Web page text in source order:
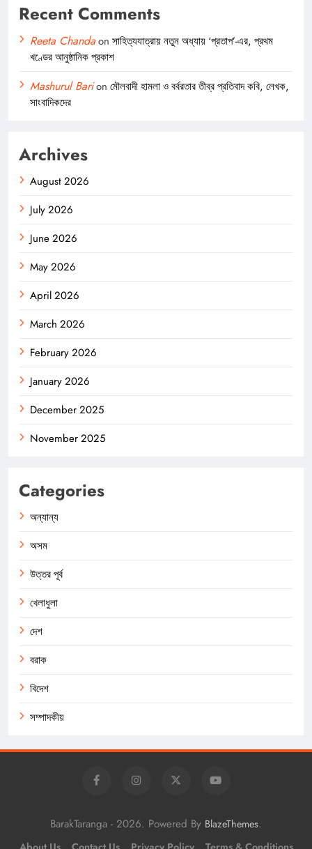
Recent Comments
Reeta Chandaon সাহিত্যযাত্রায় নতুন অধ্যায় ‘প্রতাপ’-এর, প্রথম
খণ্ডের আনুষ্ঠানিক প্রকাশ
Mashurul Barion মৌলবাদী হামলা ও বর্বরতার তীব্র প্রতিবাদ কবি, লেখক,
সাংবাদিকদের
Archives
August 2026
July 2026
June 2026
May 2026
April 2026
March 2026
February 2026
January 2026
December 2025
November 2025
Categories
অন্যান্য
অসম
উত্তর পূর্ব
খেলাধুলা
দেশ
বরাক
বিদেশ
সম্পাদকীয়
BarakTaranga - 2026. Powered By BlazeThemes.